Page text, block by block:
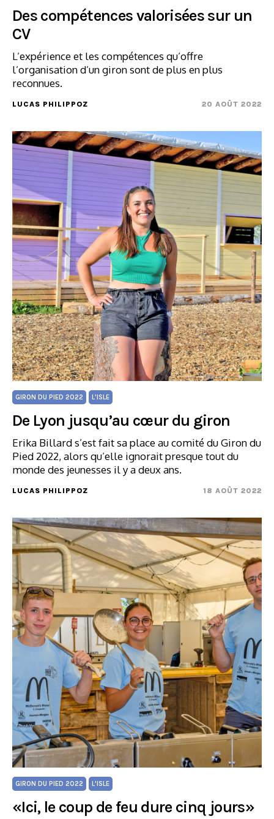
Des compétences valorisées sur un
CV
L’expérience et les compétences qu’offre
l’organisation d’un giron sont de plus en plus
reconnues.
LUCAS PHILIPPOZ 20 AOÛT 2022
GIRON DU PIED 2022 L'ISLE
De Lyon jusqu’au cœur du giron
Erika Billard s’est fait sa place au comité du Giron du
Pied 2022, alors qu’elle ignorait presque tout du
monde des jeunesses il y a deux ans.
LUCAS PHILIPPOZ 18 AOÛT 2022
GIRON DU PIED 2022 L'ISLE
«Ici, le coup de feu dure cinq jours»